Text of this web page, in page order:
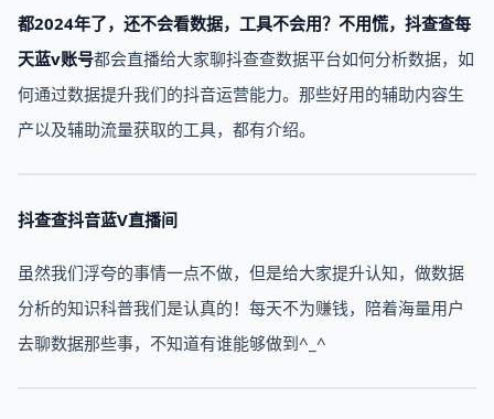
都2024年了，还不会看数据，工具不会用？ 不用慌，抖查查每
天蓝v账号都会直播给大家聊抖查查数据平台如何分析数据，如
何通过数据提升我们的抖音运营能力。那些好用的辅助内容生
产以及辅助流量获取的工具，都有介绍。
抖查查抖音蓝V直播间
虽然我们浮夸的事情一点不做，但是给大家提升认知，做数据
分析的知识科普我们是认真的！每天不为赚钱，陪着海量用户
去聊数据那些事，不知道有谁能够做到^_^